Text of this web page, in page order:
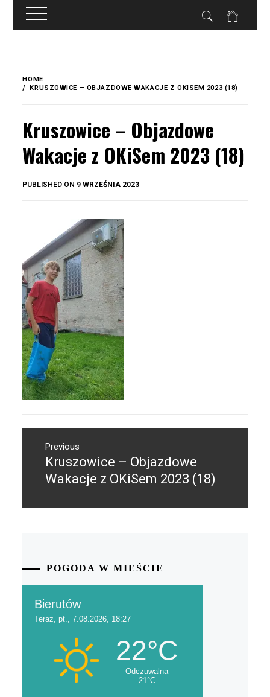
treści
content
HOME
KRUSZOWICE – OBJAZDOWE WAKACJE Z OKISEM 2023 (18)
Kruszowice – Objazdowe
Wakacje z OKiSem 2023 (18)
PUBLISHED ON 9 WRZEŚNIA 2023
wpisuPrevious
Previous
post:
Kruszowice – Objazdowe
Wakacje z OKiSem 2023 (18)
POGODA W MIEŚCIE